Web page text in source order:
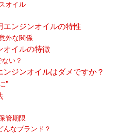
オイル
エンジンオイルの特性
外な関係
オイルの特徴
い？
ジンオイルはダメですか？
”
管期限
んなブランド？